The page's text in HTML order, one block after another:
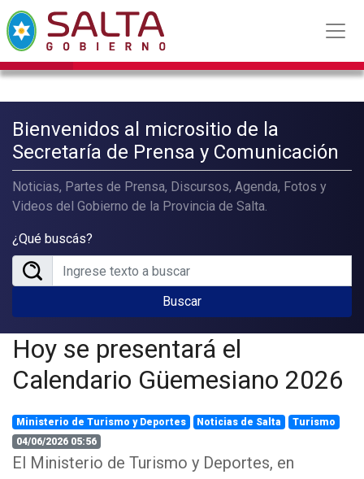
Bienvenidos al micrositio de la
Secretaría de Prensa y Comunicación
Noticias, Partes de Prensa, Discursos, Agenda, Fotos y
Videos del Gobierno de la Provincia de Salta.
¿Qué buscás?
Buscar
Hoy se presentará el
Calendario Güemesiano 2026
Ministerio de Turismo y Deportes Noticias de Salta
Turismo
04/06/2026 05:56
El Ministerio de Turismo y Deportes, en